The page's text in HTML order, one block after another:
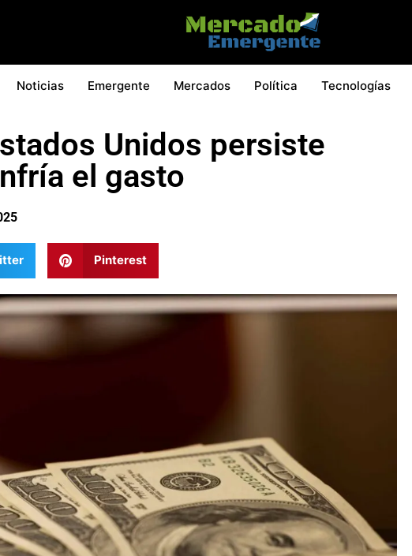
Noticias Emergente Mercados Política Tecnologías
Unidos persiste
el gasto
Pinterest